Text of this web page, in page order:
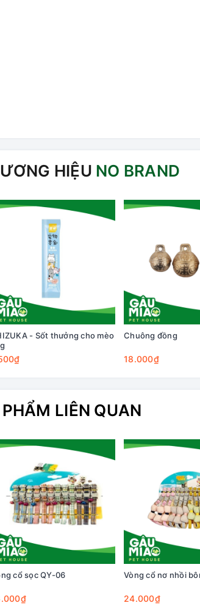
HIỆU NO BRAND
- Sốt thưởng cho mèo
Chuông đồng
18.000₫
LIÊN QUAN
cổ sọc QY-06 Vòng cổ nơ nhồi
24.000₫